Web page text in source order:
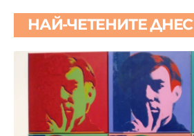
НАЙ-ЧЕТЕНИТЕ ДНЕС